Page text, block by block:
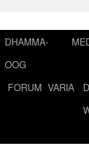
DHAMMA-
OOG
FORUM VARIA